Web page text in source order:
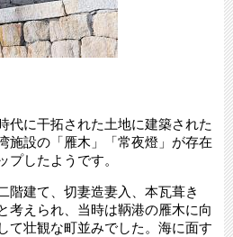
に干拓された土地に建築された
施設の「雁木」「常夜燈」が存在
プしたようです。
建て、切妻造妻入、本瓦葺き
考えられ、当時は鞆港の雁木に向
て壮観な町並みでした。海に面す